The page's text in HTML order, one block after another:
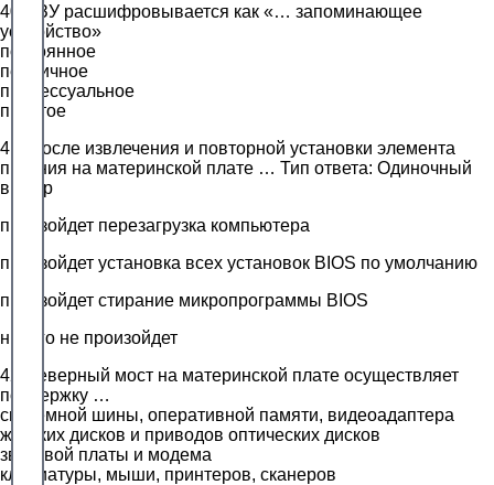
40.ПЗУ расшифровывается как «… запоминающее
устройство»
постоянное
первичное
процессуальное
простое
41. После извлечения и повторной установки элемента
питания на материнской плате … Тип ответа: Одиночный
выбор
произойдет перезагрузка компьютера
произойдет установка всех установок BIOS по умолчанию
произойдет стирание микропрограммы BIOS
ничего не произойдет
42.Северный мост на материнской плате осуществляет
поддержку …
системной шины, оперативной памяти, видеоадаптера
жестких дисков и приводов оптических дисков
звуковой платы и модема
клавиатуры, мыши, принтеров, сканеров